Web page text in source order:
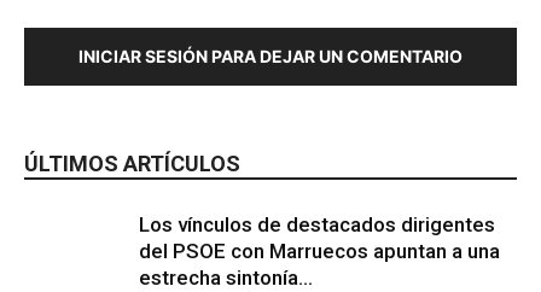
INICIAR SESIÓN PARA DEJAR UN COMENTARIO
ÚLTIMOS ARTÍCULOS
Los vínculos de destacados dirigentes
del PSOE con Marruecos apuntan a una
estrecha sintonía...